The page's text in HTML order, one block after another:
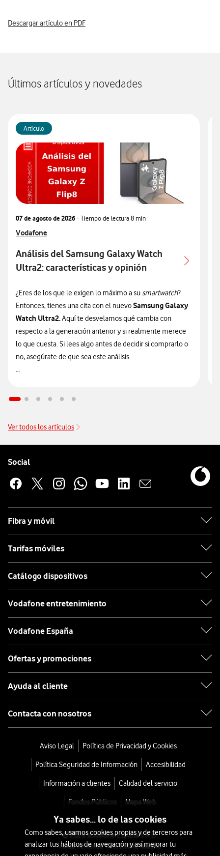
Descargar artículo en PDF
Últimos artículos y novedades
Artículo
07 de agosto de 2026 - Tiempo de lectura8 min
Ver más articulos relacionados con
Vodafone
Análisis del Samsung Galaxy Watch
Ultra2: características y opinión
¿Eres de los que le exigen lo máximo a su smartwatch?
Entonces, tienes una cita con el nuevoSamsung Galaxy
Watch Ultra2.Aquí te desvelamos qué cambia con
respecto a la generación anterior y si realmente merece
lo que cuesta. Si lees algo antes de decidir si comprarlo o
no, asegúrate de que sea este análisis.
Ver todos los artículos
Social
Fibra y móvil
Tarifas móviles
Catálogo dispositivos
Vodafone entretenimiento
Vodafone España
Ofertas y promociones
Ayuda al cliente
Contacta con nosotros
Aviso Legal Política de Privacidad y Cookies
Política Seguridad de Información Accesibilidad
Información a clientes Calidad del servicio
Fondos Públicos Mapa Web
© 2026 Vodafone España S.A.U.
Avda. América 115, 28042 Madrid
Ya sabes... lo de las cookies
Como sabes, usamos cookies propias y de terceros para
analizar tus hábitos de navegación y así mejorar tu